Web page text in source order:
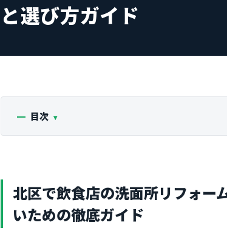
と選び方ガイド
目次
北区で飲食店の洗面所リフォ
いための徹底ガイド